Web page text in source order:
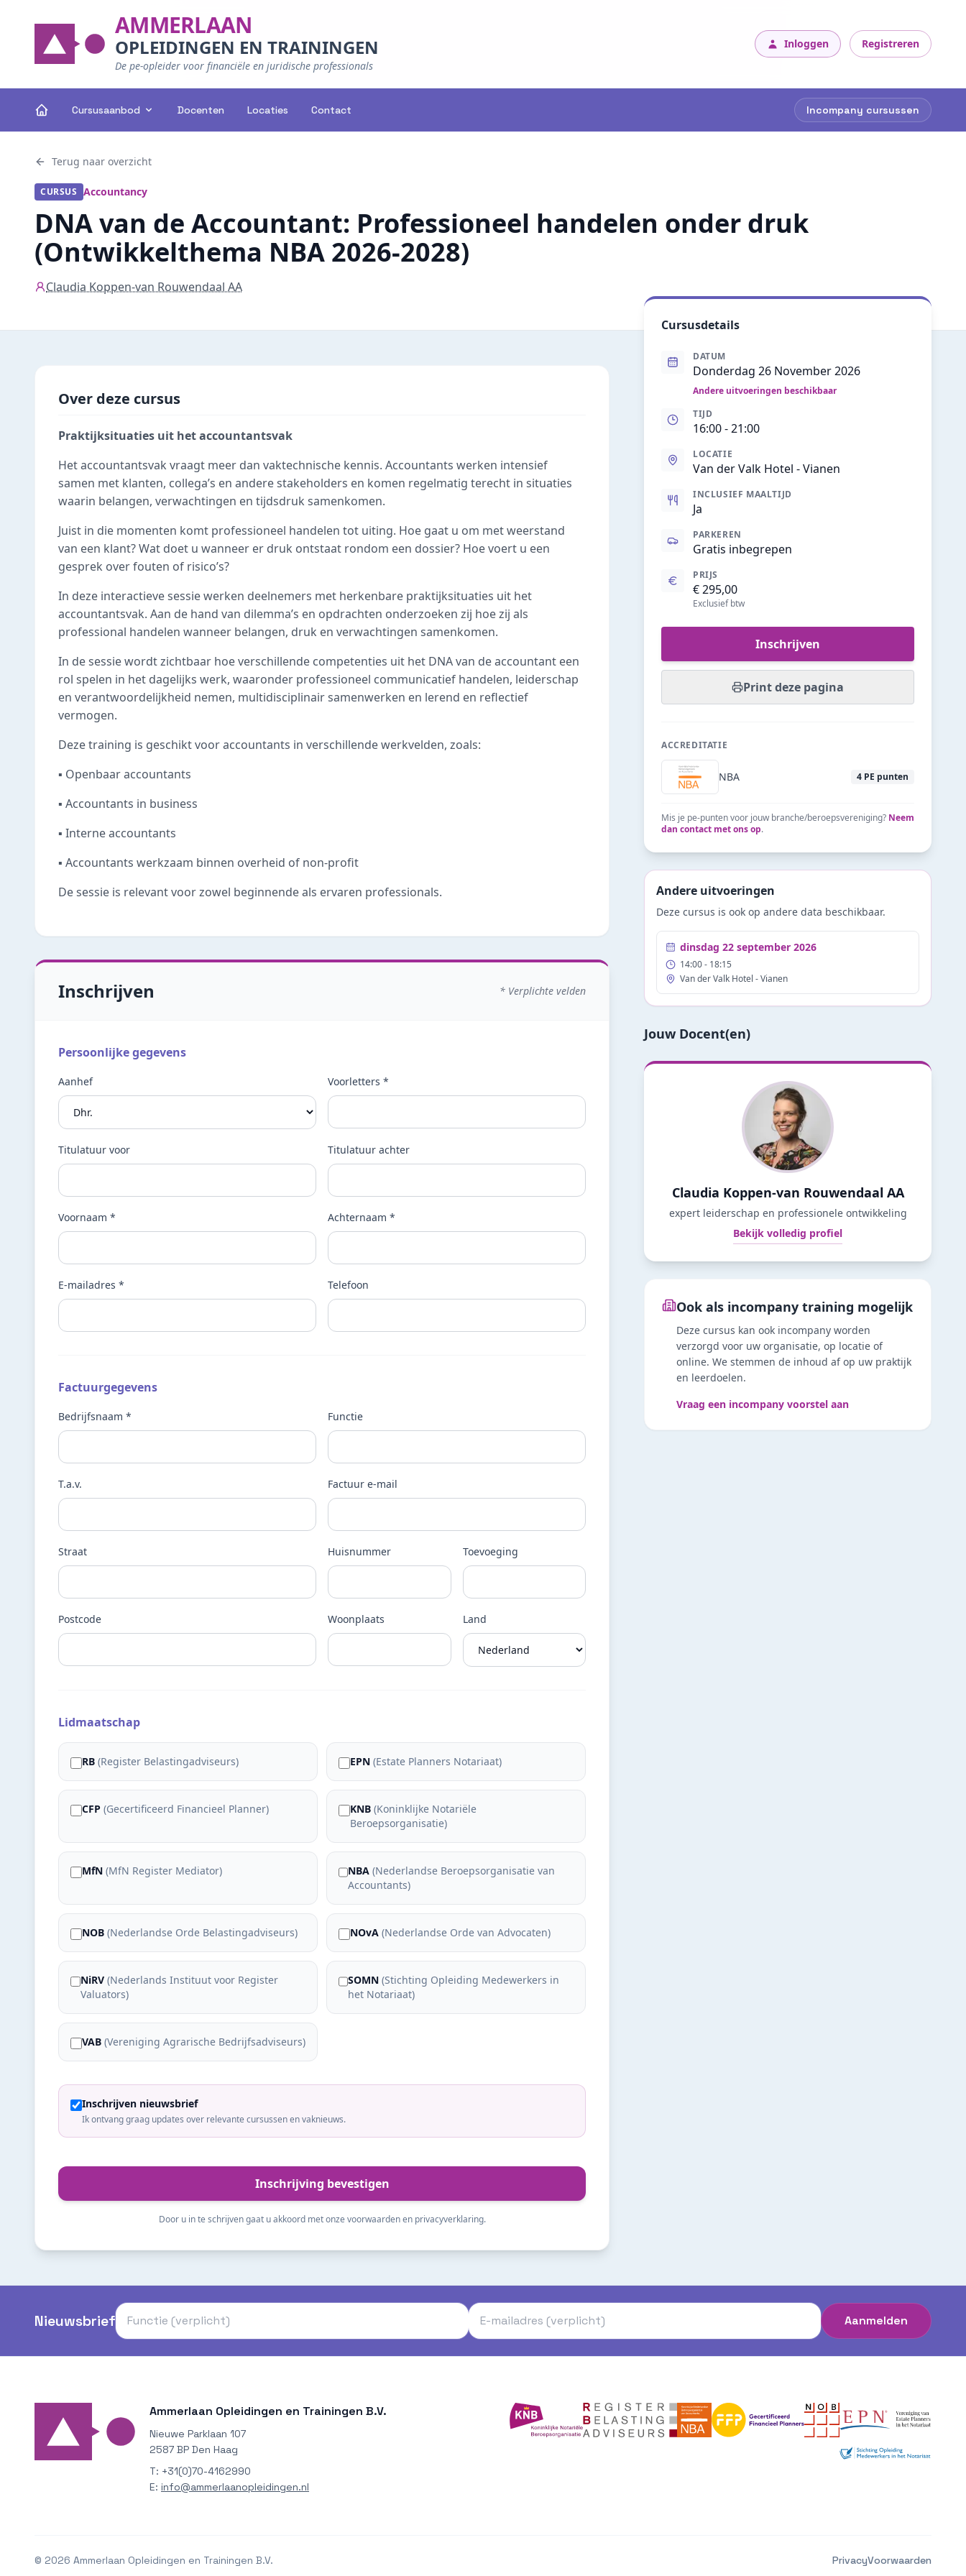
AMMERLAAN
OPLEIDINGEN EN TRAININGEN
De pe-opleider voor financiële en juridische professionals
Inloggen Registreren
Cursusaanbod Docenten Locaties Contact Incompany cursussen
Terug naar overzicht
CURSUS Accountancy
DNA van de Accountant: Professioneel handelen onder druk
(Ontwikkelthema NBA 2026-2028)
Claudia Koppen-van Rouwendaal AA
Over deze cursus
Praktijksituaties uit het accountantsvak
Het accountantsvak vraagt meer dan vaktechnische kennis. Accountants werken intensief
samen met klanten, collega’s en andere stakeholders en komen regelmatig terecht in situaties
waarin belangen, verwachtingen en tijdsdruk samenkomen.
Juist in die momenten komt professioneel handelen tot uiting. Hoe gaat u om met weerstand
van een klant? Wat doet u wanneer er druk ontstaat rondom een dossier? Hoe voert u een
gesprek over fouten of risico’s?
In deze interactieve sessie werken deelnemers met herkenbare praktijksituaties uit het
accountantsvak. Aan de hand van dilemma’s en opdrachten onderzoeken zij hoe zij als
professional handelen wanneer belangen, druk en verwachtingen samenkomen.
In de sessie wordt zichtbaar hoe verschillende competenties uit het DNA van de accountant een
rol spelen in het dagelijks werk, waaronder professioneel communicatief handelen, leiderschap
en verantwoordelijkheid nemen, multidisciplinair samenwerken en lerend en reflectief
vermogen.
Deze training is geschikt voor accountants in verschillende werkvelden, zoals:
▪️ Openbaar accountants
▪️ Accountants in business
▪️ Interne accountants
▪️ Accountants werkzaam binnen overheid of non-profit
De sessie is relevant voor zowel beginnende als ervaren professionals.
Inschrijven * Verplichte velden
Persoonlijke gegevens
Aanhef Voorletters *
Titulatuur voor Titulatuur achter
Voornaam * Achternaam *
E-mailadres * Telefoon
Factuurgegevens
Bedrijfsnaam * Functie
T.a.v. Factuur e-mail
Straat Huisnummer Toevoeging
Postcode Woonplaats Land
Lidmaatschap
RB (Register Belastingadviseurs) EPN (Estate Planners Notariaat)
CFP (Gecertificeerd Financieel Planner) KNB (Koninklijke Notariële
Beroepsorganisatie)
MfN (MfN Register Mediator) NBA (Nederlandse Beroepsorganisatie van
Accountants)
NOB (Nederlandse Orde Belastingadviseurs) NOvA (Nederlandse Orde van Advocaten)
NiRV (Nederlands Instituut voor Register
Valuators)
SOMN (Stichting Opleiding Medewerkers in
het Notariaat)
VAB (Vereniging Agrarische Bedrijfsadviseurs)
Inschrijven nieuwsbrief
Ik ontvang graag updates over relevante cursussen en vaknieuws.
Inschrijving bevestigen
Door u in te schrijven gaat u akkoord met onze voorwaarden en privacyverklaring.
Cursusdetails
DATUM
Donderdag 26 November 2026
Andere uitvoeringen beschikbaar
TIJD
16:00- 21:00
LOCATIE
Van der Valk Hotel - Vianen
INCLUSIEF MAALTIJD
Ja
PARKEREN
Gratis inbegrepen
PRIJS
€ 295,00
Exclusief btw
Inschrijven
Print deze pagina
ACCREDITATIE
NBA 4 PE punten
Mis je pe-punten voor jouw branche/beroepsvereniging? Neem
dan contact met ons op.
Andere uitvoeringen
Deze cursus is ook op andere data beschikbaar.
dinsdag 22 september 2026
14:00- 18:15
Van der Valk Hotel - Vianen
Jouw Docent(en)
Claudia Koppen-van Rouwendaal AA
expert leiderschap en professionele ontwikkeling
Bekijk volledig profiel
Ook als incompany training mogelijk
Deze cursus kan ook incompany worden
verzorgd voor uw organisatie, op locatie of
online. We stemmen de inhoud af op uw praktijk
en leerdoelen.
Vraag een incompany voorstel aan
Nieuwsbrief Aanmelden
Ammerlaan Opleidingen en Trainingen B.V.
Nieuwe Parklaan 107
2587 BP Den Haag
T: +31(0)70-4162990
E: info@ammerlaanopleidingen.nl
© 2026 Ammerlaan Opleidingen en Trainingen B.V. PrivacyVoorwaarden